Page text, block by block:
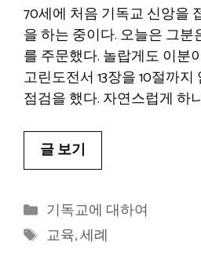
70세에 처음 기독교 신앙을
을 하는 중이다. 오늘은 그
를 주문했다. 놀랍게도 이분
고린도전서 13장을 10절까
점검을 했다. 자연스럽게 하
글 보기
카
테
기독교에 대하여
태
교육,세례